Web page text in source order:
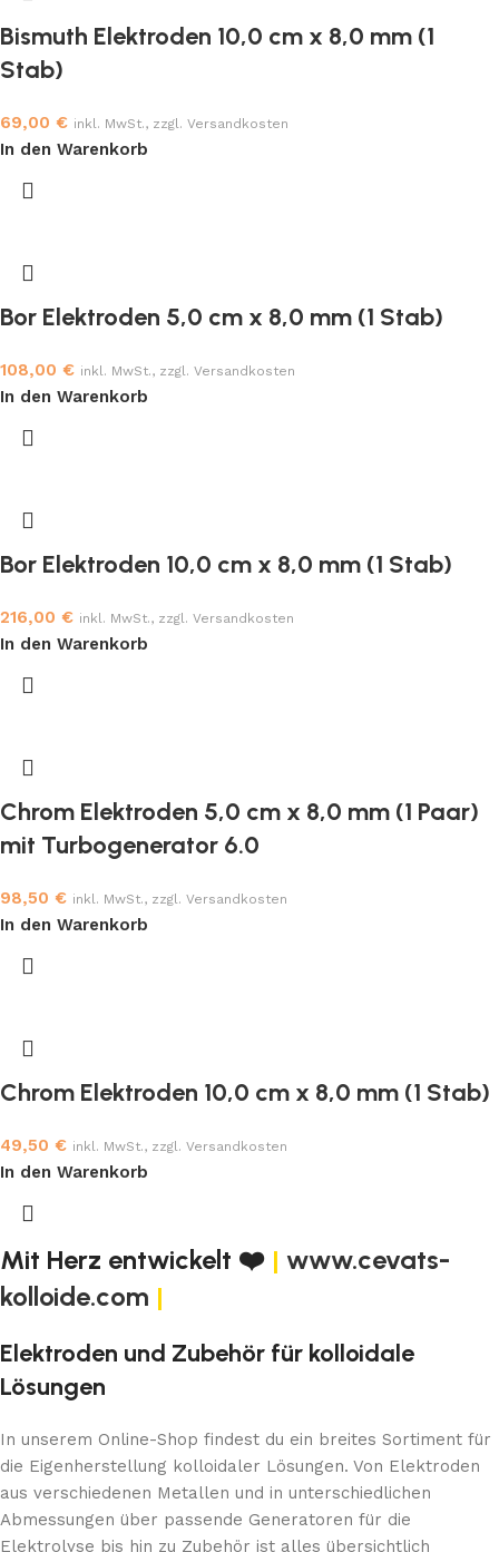
Bismuth Elektroden 10,0 cm x 8,0 mm (1
Stab)
69,00 € inkl. MwSt., zzgl. Versandkosten
In den Warenkorb
Bor Elektroden 5,0 cm x 8,0 mm (1 Stab)
108,00 € inkl. MwSt., zzgl. Versandkosten
In den Warenkorb
Bor Elektroden 10,0 cm x 8,0 mm (1 Stab)
216,00 € inkl. MwSt., zzgl. Versandkosten
In den Warenkorb
Chrom Elektroden 5,0 cm x 8,0 mm (1 Paar)
mit Turbogenerator 6.0
98,50 € inkl. MwSt., zzgl. Versandkosten
In den Warenkorb
Chrom Elektroden 10,0 cm x 8,0 mm (1 Stab)
49,50 € inkl. MwSt., zzgl. Versandkosten
In den Warenkorb
Mit Herz entwickelt ❤️ | www.cevats-
kolloide.com |
Elektroden und Zubehör für kolloidale
Lösungen
In unserem Online-Shop findest du ein breites Sortiment für
die Eigenherstellung kolloidaler Lösungen. Von Elektroden
aus verschiedenen Metallen und in unterschiedlichen
Abmessungen über passende Generatoren für die
Elektrolyse bis hin zu Zubehör ist alles übersichtlich